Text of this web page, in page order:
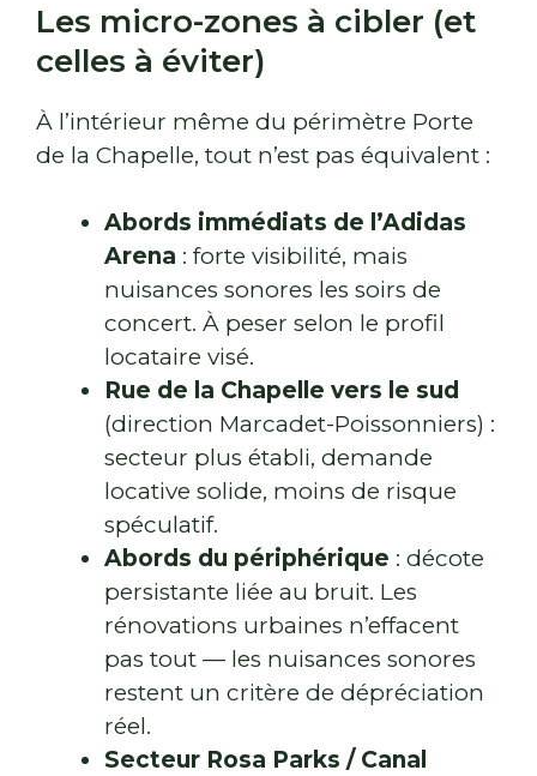
Les micro-zones à cibler (et
celles à éviter)
À l’intérieur même du périmètre Porte
de la Chapelle, tout n’est pas équivalent :
Abords immédiats de l’Adidas
Arena : forte visibilité, mais
nuisances sonores les soirs de
concert. À peser selon le profil
locataire visé.
Rue de la Chapelle vers le sud
(direction Marcadet-Poissonniers) :
secteur plus établi, demande
locative solide, moins de risque
spéculatif.
Abords du périphérique : décote
persistante liée au bruit. Les
rénovations urbaines n’effacent
pas tout — les nuisances sonores
restent un critère de dépréciation
réel.
Secteur Rosa Parks / Canal